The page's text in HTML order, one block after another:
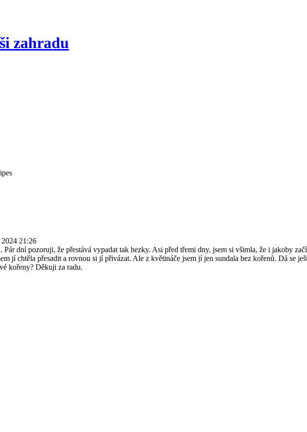
zahradu
21:26
dní pozoruji, že přestává vypadat tak hezky. Asi před třemi dny, jsem si všimla, že i jakoby
jí chtěla přesadit a rovnou si jí přivázat. Ale z květináče jsem jí jen sundala bez kořenů. Dá se
kořeny? Děkuji za radu.